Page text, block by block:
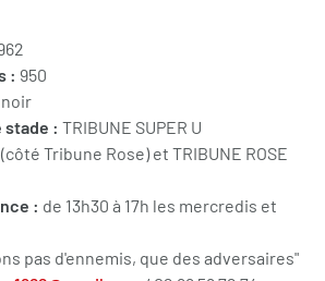
: 950
stade : TRIBUNE SUPER U
(côté Tribune Rose) et TRIBUNE ROSE
: de 13h30 à 17h les mercredis et
pas d'ennemis, que des adversaires"